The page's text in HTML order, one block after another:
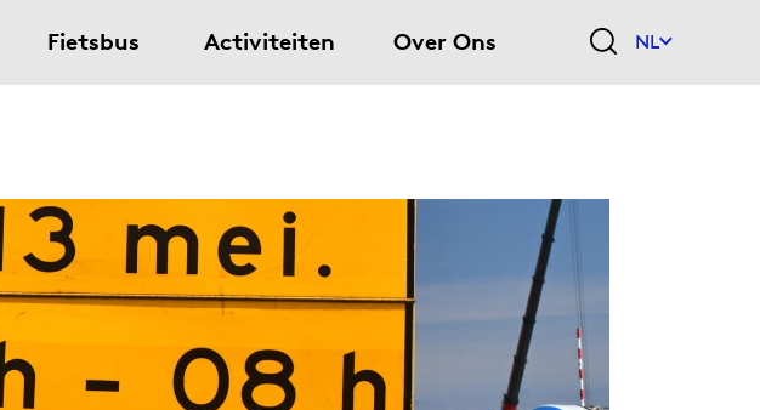
Fietsbus Activiteiten Over Ons NL